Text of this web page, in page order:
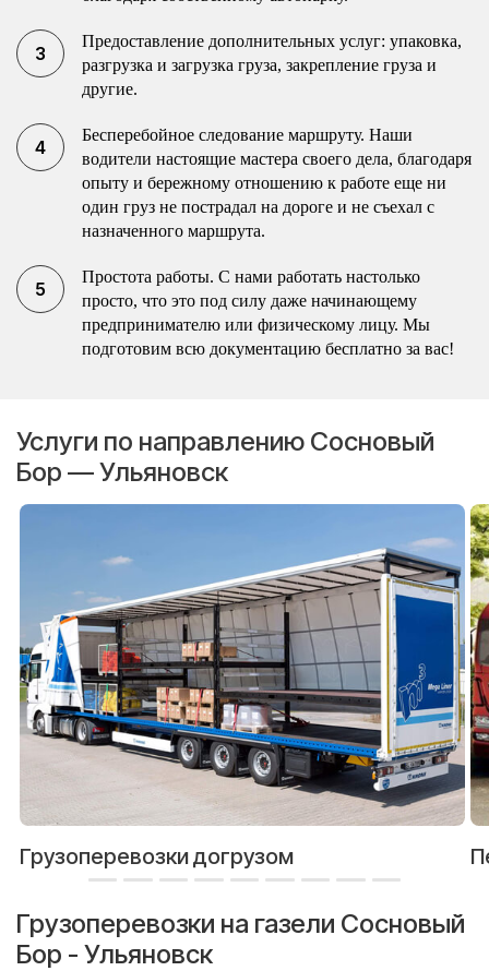
Предоставление дополнительных услуг: упаковка,
разгрузка и загрузка груза, закрепление груза и
другие.
Бесперебойное следование маршруту. Наши
водители настоящие мастера своего дела, благодаря
опыту и бережному отношению к работе еще ни
один груз не пострадал на дороге и не съехал с
назначенного маршрута.
Простота работы. С нами работать настолько
просто, что это под силу даже начинающему
предпринимателю или физическому лицу. Мы
подготовим всю документацию бесплатно за вас!
Услуги по направлению Сосновый
Бор — Ульяновск
Грузоперевозки догрузом
Грузоперевозки на газели Сосновый
Бор - Ульяновск